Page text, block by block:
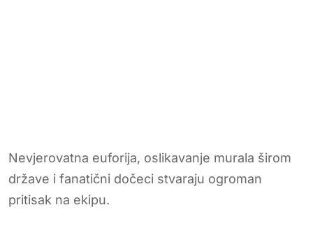
Nevjerovatna euforija, oslikavanje murala širom
države i fanatični dočeci stvaraju ogroman
pritisak na ekipu.